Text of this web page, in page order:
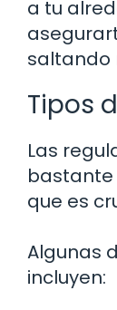
a tu
saltando
Tipos
Las
bastante
que es
Algunas
incluyen: